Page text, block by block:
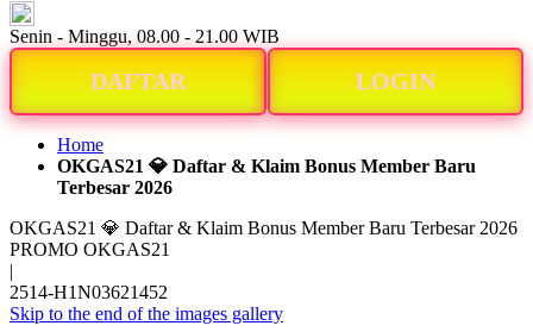
Senin - Minggu, 08.00 - 21.00 WIB
DAFTAR LOGIN
Home
OKGAS21 💎 Daftar & Klaim Bonus Member Baru
Terbesar 2026
OKGAS21 💎 Daftar & Klaim Bonus Member Baru Terbesar 2026
PROMO OKGAS21
|
2514-H1N03621452
Skip to the end of the images gallery